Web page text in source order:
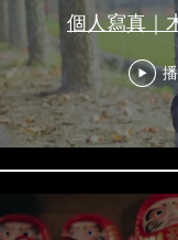
個人寫真｜